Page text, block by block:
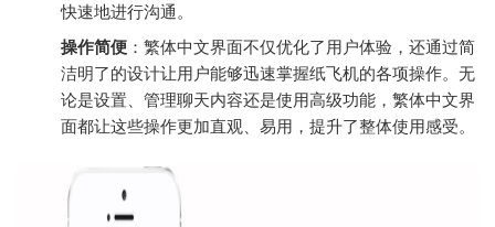
快速地进行沟通。
操作简便 ：繁体中文界面不仅优化了用户体验，还通过简
洁明了的设计让用户能够迅速掌握纸飞机的各项操作。无
论是设置、管理聊天内容还是使用高级功能，繁体中文界
面都让这些操作更加直观、易用，提升了整体使用感受。